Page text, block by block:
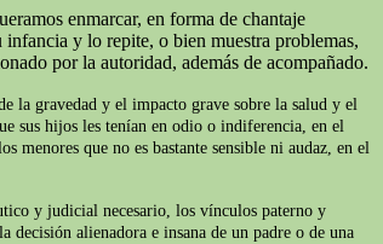
enmarcar, en forma de chantaje
y lo repite, o bien muestra problemas,
por la autoridad, además de acompañado.
la gravedad y el impacto grave sobre la salud y el
sus hijos les tenían en odio o indiferencia, en el
menores que no es bastante sensible ni audaz, en el
y judicial necesario, los vínculos paterno y
alienadora e insana de un padre o de una